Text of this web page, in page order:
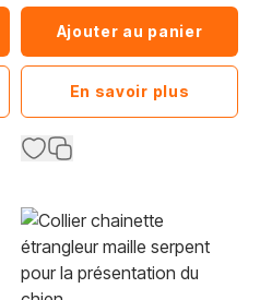
Ajouter au panier
En savoir plus